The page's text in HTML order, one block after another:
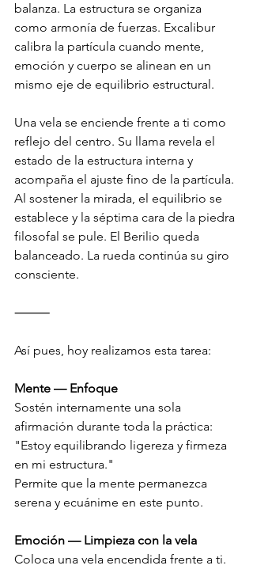
balanza. La estructura se organiza
como armonía de fuerzas. Excalibur
calibra la partícula cuando mente,
emoción y cuerpo se alinean en un
mismo eje de equilibrio estructural.
Una vela se enciende frente a ti como
reflejo del centro. Su llama revela el
estado de la estructura interna y
acompaña el ajuste fino de la partícula.
Al sostener la mirada, el equilibrio se
establece y la séptima cara de la piedra
filosofal se pule. El Berilio queda
balanceado. La rueda continúa su giro
consciente.
⸻
Así pues, hoy realizamos esta tarea:
Mente — Enfoque
Sostén internamente una sola
afirmación durante toda la práctica:
"Estoy equilibrando ligereza y firmeza
en mi estructura."
Permite que la mente permanezca
serena y ecuánime en este punto.
Emoción — Limpieza con la vela
Coloca una vela encendida frente a ti.